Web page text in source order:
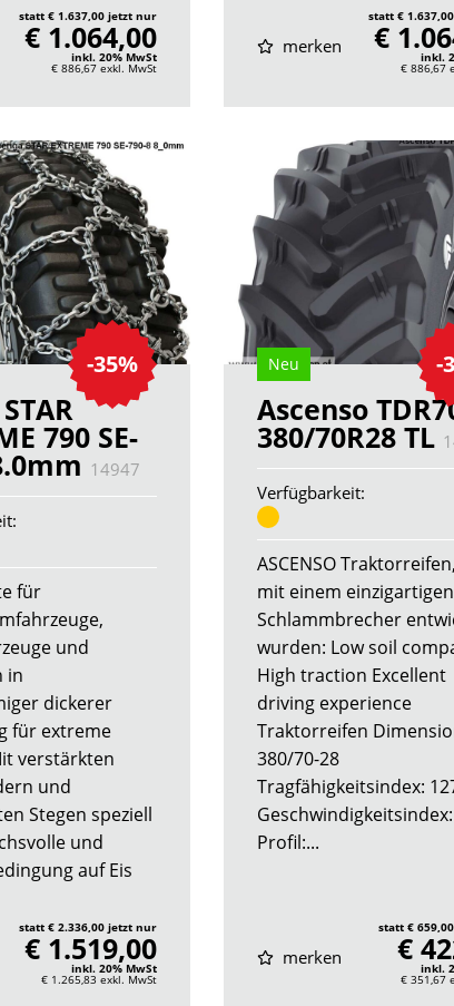
statt € 1.637,00 jetzt nur
€ 1.064,00
inkl. 20% MwSt
€ 886,67 exkl. MwSt
merken
statt €
€
inkl.
€ 886,67
-35%
790 SE-
14947
für
und
in
dickerer
für extreme
verstärkten
und
Stegen speziell
und
auf Eis
statt € 2.336,00 jetzt nur
€ 1.519,00
inkl. 20% MwSt
€ 1.265,83 exkl. MwSt
-
Neu
Ascenso
380/70R28 TL
Verfügbarkeit:
ASCENSO
mit einem einzigartigen
Schlammbrecher
wurden: Low soil
High traction Excellent
driving experience
Traktorreifen
380/70-28
Tragfähigkeitsindex:
Profil:...
merken
statt €
€
inkl.
€ 351,67